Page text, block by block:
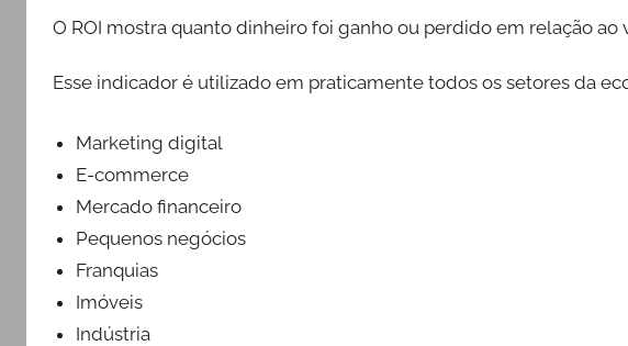
O ROI mostra quanto dinheiro foi ganho ou perdido em relação
Esse indicador é utilizado em praticamente todos os setores da
Marketing digital
E-commerce
Mercado financeiro
Pequenos negócios
Franquias
Imóveis
Indústria